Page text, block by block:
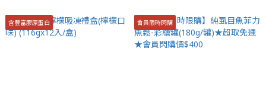
含豐富膠原蛋白 會員限時閃購